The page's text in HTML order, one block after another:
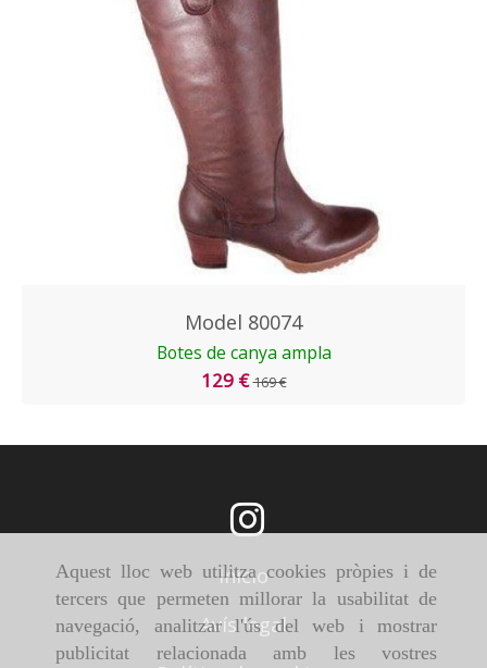
Aquest lloc web utilitza cookies pròpies i de
tercers que permeten millorar la usabilitat de
navegació, analitzar l'ús del web i mostrar
publicitat relacionada amb les vostres
Model 80074
Botes de canya ampla
129 €169 €
Inicio
Avís legal